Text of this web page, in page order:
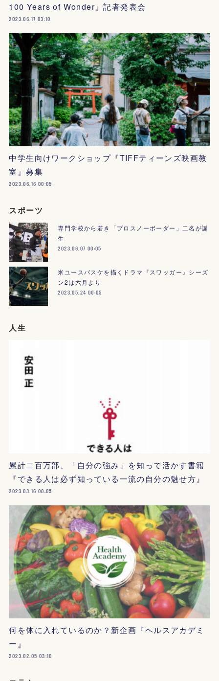
100 Years of Wonder』記者発表会
2023.06.17 03:10
中学生向けワークショップ『TIFFティーンズ映画教
室』募集
2023.06.16 00:05
スポーツ
専門学校から若き「プロスノーボーダー」二名が誕
生
2023.06.07 00:05
米ユースバスケを描くドラマ『スワッガー』シーズ
ン2は六月より
2023.05.24 00:05
人生
累計二百万部、「自分の強み」を知って活かす書籍
『できる人は必ず知っている一流の自分の魅せ方』
2023.03.16 00:05
何を体に入れているのか？新企画『ヘルスアカデミ
ー』
2023.02.05 03:10